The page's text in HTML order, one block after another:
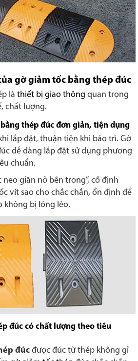
gờ giảm tốc bằng thép đúc
là thiết bị giao thông quan trọng
chất lượng.
thép đúc đơn giản, tiện dụng
lắp đặt, thuận tiện khi bảo trì. Gờ
dễ dàng lắp đặt sử dụng phương
chuẩn.
neo giãn nở bên trong”, cố định
vít sao cho chắc chắn, ổn định để
không bị lỏng lẻo.
đúc có chất lượng theo tiêu
đúc được đúc từ thép không gỉ